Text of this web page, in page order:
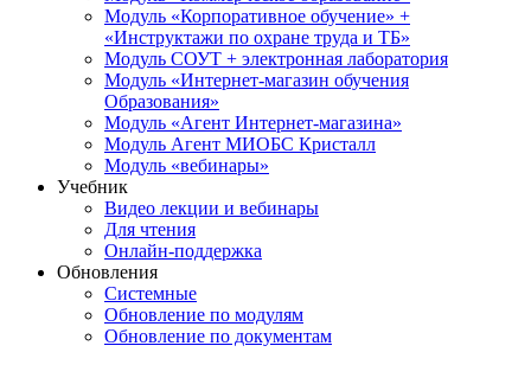
Модуль «Корпоративное обучение» +
«Инструктажи по охране труда и ТБ»
Модуль СОУТ + электронная лаборатория
Модуль «Интернет-магазин обучения
Образования»
Модуль «Агент Интернет-магазина»
Модуль Агент МИОБС Кристалл
Модуль «вебинары»
Учебник
Видео лекции и вебинары
Для чтения
Онлайн-поддержка
Обновления
Системные
Обновление по модулям
Обновление по документам